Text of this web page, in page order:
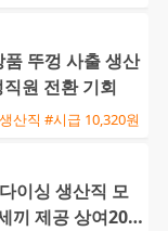
뚜껑 사출 생산
원 전환 기회
산직 #시급 10,320원
이싱 생산직 모
끼 제공 상여200